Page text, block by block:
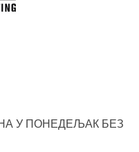
У ПОНЕДЕЉАК БЕЗ